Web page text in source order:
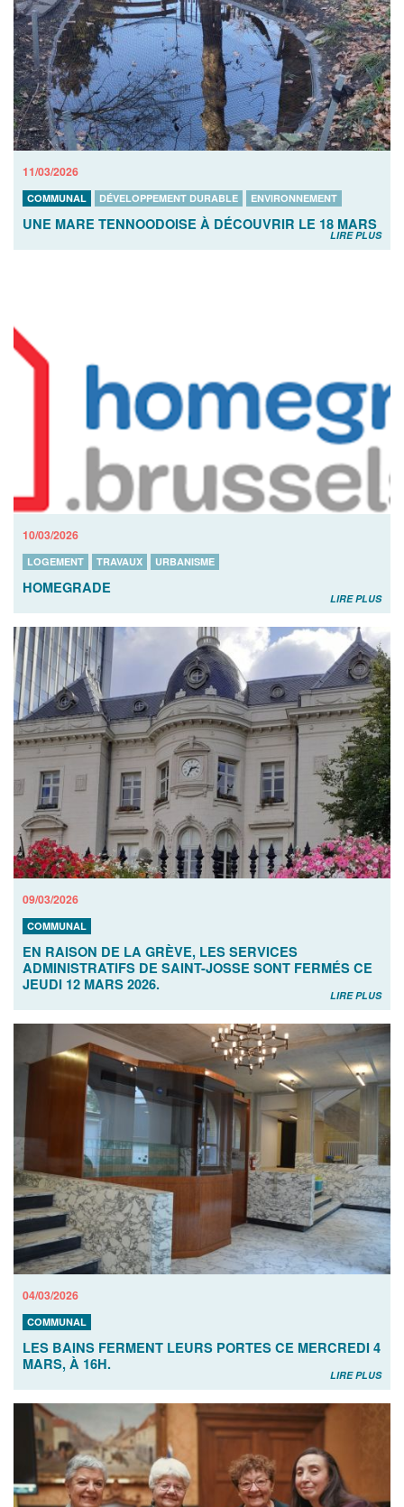
11/03/2026
COMMUNAL DÉVELOPPEMENT DURABLE ENVIRONNEMENT
UNE MARE TENNOODOISE À DÉCOUVRIR LE 18 MARS
LIRE PLUS
10/03/2026
LOGEMENT TRAVAUX URBANISME
HOMEGRADE
LIRE PLUS
09/03/2026
COMMUNAL
EN RAISON DE LA GRÈVE, LES SERVICES
ADMINISTRATIFS DE SAINT-JOSSE SONT FERMÉS CE
JEUDI 12 MARS 2026.
LIRE PLUS
04/03/2026
COMMUNAL
LES BAINS FERMENT LEURS PORTES CE MERCREDI 4
MARS, À 16H.
LIRE PLUS